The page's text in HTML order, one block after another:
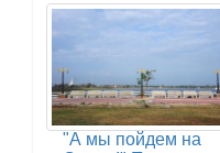
"А мы пойдем на